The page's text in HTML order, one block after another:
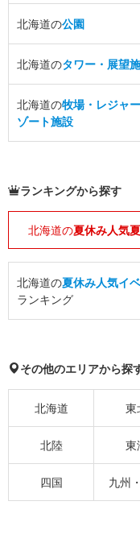
北海道の公園
北海道のタワー・展望
北海道の牧場・レジャ
ゾート施設
ランキングから探す
北海道の夏休み人気
北海道の夏休み人気イ
ランキング
その他のエリアから探
北海道 東
北陸 東
四国 九州